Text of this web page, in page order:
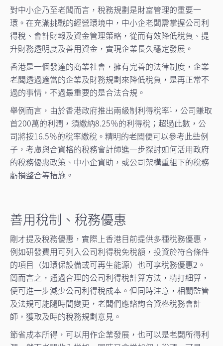
對中小企乃至老闆而言，稅務規劃是財富管理的重要一
環。在充滿挑戰的經營環境中，中小企老闆需掌握公司利
得稅、會計財報及資金管理策略，從而有效降低稅負、提
升財務透明度及善用資金，實現企業長久穩定發展。
香港是一個發達的商業社會，擁有完善的法律制度，企業
老闆透過適當的企業及財務規劃來降低稅負，是再正常不
過的事情，不過最重要的是合法合規。
舉例而言，由於香港政府推出兩級制利得稅率1 ，公司賺取
首200萬的利潤，須繳納8.25％的利得稅；超過此數，公
司將按16.5％的稅率繳稅。精明的老闆便可以參考此些例
子，考慮與合資格的稅務會計師進一步探討如何活用政府
的稅務優惠政策、中小企資助，或公司架構重組下的稅務
虧損整合等措施。
善用稅制、稅務優惠
剛才提及稅務優惠，實際上香港目前提供多種稅務優惠，
例如研發費用可列入公司利得稅免稅額，投資於符合條件
的項目（如環保設備或可再生能源）也可享稅務優惠2。
簡而言之，通過合理的公司利得稅計算方法，精打細算，
便可進一步減少公司利得稅成本。但同時注意，相關監管
及法規可能隨時間變更，老闆們應諮詢合資格稅務會計
師，獲取及時的稅務規劃意見。
節省成本所得，可以用作企業發展，也可以是老闆所得利